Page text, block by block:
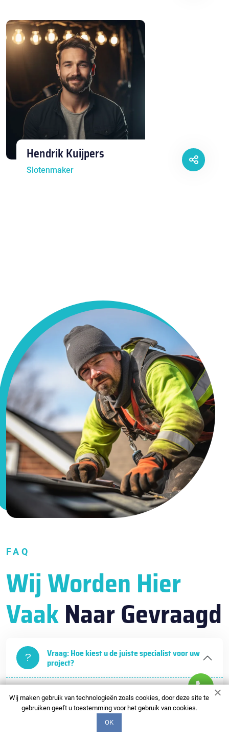
Hendrik Kuijpers
Slotenmaker
FAQ
Wij Worden Hier
VaakNaar Gevraagd
Vraag: Hoe kiest u de juiste specialist voor uw
project?
Antwoord: Op basis van onze specialistencatalogus
kunt u een geschikte specialist kiezen. We beschikken
over gedetailleerde portfolio's, klantbeoordelingen en
Wij maken gebruik van technologieën zoals cookies, door deze site te
gebruiken geeft u toestemming voor het gebruik van cookies.
OK